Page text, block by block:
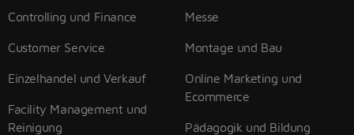
Controlling und Finance
Customer Service
Einzelhandel und Verkauf
Facility Management und
Reinigung
Messe
Montage und Bau
Online Marketing und
Ecommerce
Pädagogik und Bildung